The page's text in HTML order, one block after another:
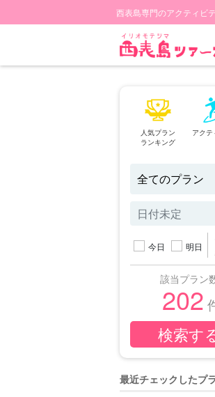
西表島専門のアクティビ
人気プラン
ランキング
アクテ
今日 明日
該当プラン
202
最近チェックしたプ